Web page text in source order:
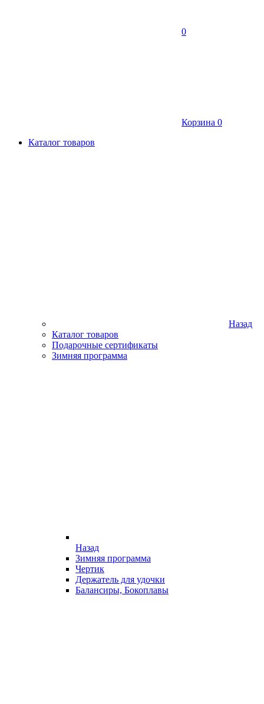
0
Корзина 0
Каталог товаров
Назад
Каталог товаров
Подарочные сертификаты
Зимняя программа
Назад
Зимняя программа
Чертик
Держатель для удочки
Балансиры, Бокоплавы